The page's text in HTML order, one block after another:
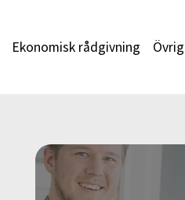
Ekonomisk rådgivning